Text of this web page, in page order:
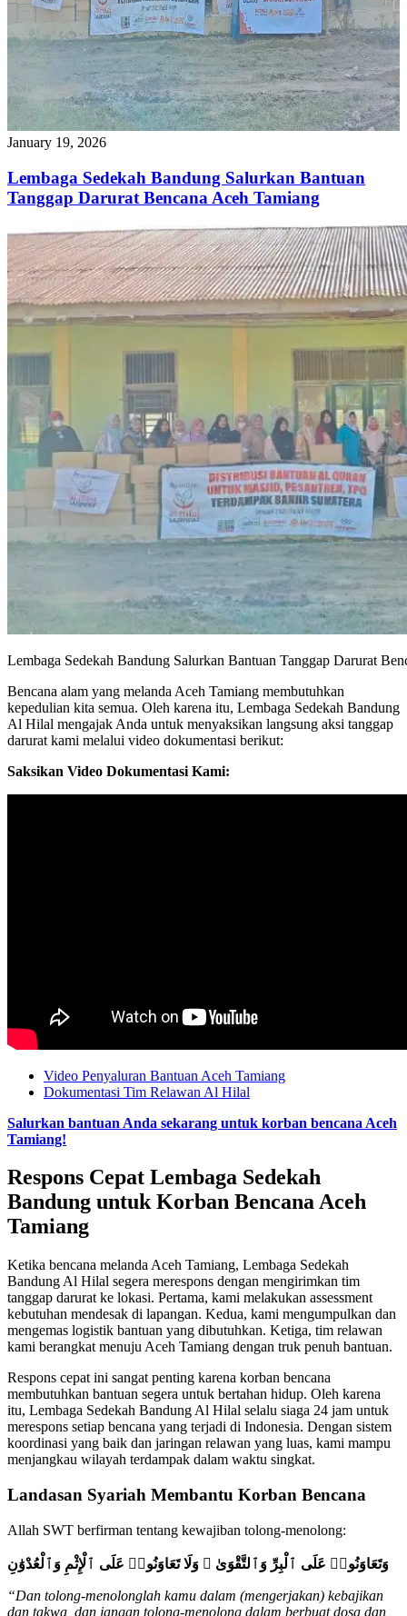
January 19, 2026
Lembaga Sedekah Bandung Salurkan Bantuan
Tanggap Darurat Bencana Aceh Tamiang
Lembaga Sedekah Bandung Salurkan Bantuan Tanggap Darurat
Bencana alam yang melanda Aceh Tamiang membutuhkan
kepedulian kita semua. Oleh karena itu, Lembaga Sedekah Bandung
Al Hilal mengajak Anda untuk menyaksikan langsung aksi tanggap
darurat kami melalui video dokumentasi berikut:
Saksikan Video Dokumentasi Kami:
Video Penyaluran Bantuan Aceh Tamiang
Dokumentasi Tim Relawan Al Hilal
Salurkan bantuan Anda sekarang untuk korban bencana Aceh
Tamiang!
Respons Cepat Lembaga Sedekah
Bandung untuk Korban Bencana Aceh
Tamiang
Ketika bencana melanda Aceh Tamiang, Lembaga Sedekah
Bandung Al Hilal segera merespons dengan mengirimkan tim
tanggap darurat ke lokasi. Pertama, kami melakukan assessment
kebutuhan mendesak di lapangan. Kedua, kami mengumpulkan dan
mengemas logistik bantuan yang dibutuhkan. Ketiga, tim relawan
kami berangkat menuju Aceh Tamiang dengan truk penuh bantuan.
Respons cepat ini sangat penting karena korban bencana
membutuhkan bantuan segera untuk bertahan hidup. Oleh karena
itu, Lembaga Sedekah Bandung Al Hilal selalu siaga 24 jam untuk
merespons setiap bencana yang terjadi di Indonesia. Dengan sistem
koordinasi yang baik dan jaringan relawan yang luas, kami mampu
menjangkau wilayah terdampak dalam waktu singkat.
Landasan Syariah Membantu Korban Bencana
Allah SWT berfirman tentang kewajiban tolong-menolong:
وَتَعَاوَنُوا۟ عَلَى ٱلْبِرِّ وَٱلتَّقْوَىٰ ۖ وَلَا تَعَاوَنُوا۟ عَلَى ٱلْإِثْمِ وَٱلْعُدْوَٰنِ
“Dan tolong-menolonglah kamu dalam (mengerjakan) kebajikan
dan takwa, dan jangan tolong-menolong dalam berbuat dosa dan